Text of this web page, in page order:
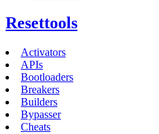
Resettools
Activators
APIs
Bootloaders
Breakers
Builders
Bypasser
Cheats